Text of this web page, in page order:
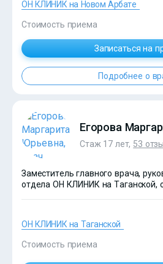
?>
ОН КЛИНИК на Новом Арбате
Стоимость приема
Записаться на
Подробнее о
Егорова
Стаж 17 лет, 53
Заместитель главного врача,
отдела ОН КЛИНИК на Таганской,
ОН КЛИНИК на Таганской
Стоимость приема